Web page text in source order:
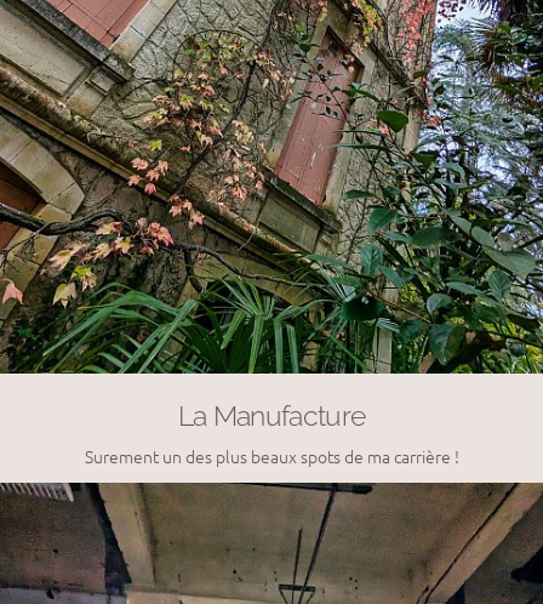
La Manufacture
Surement un des plus beaux spots de ma carrière !